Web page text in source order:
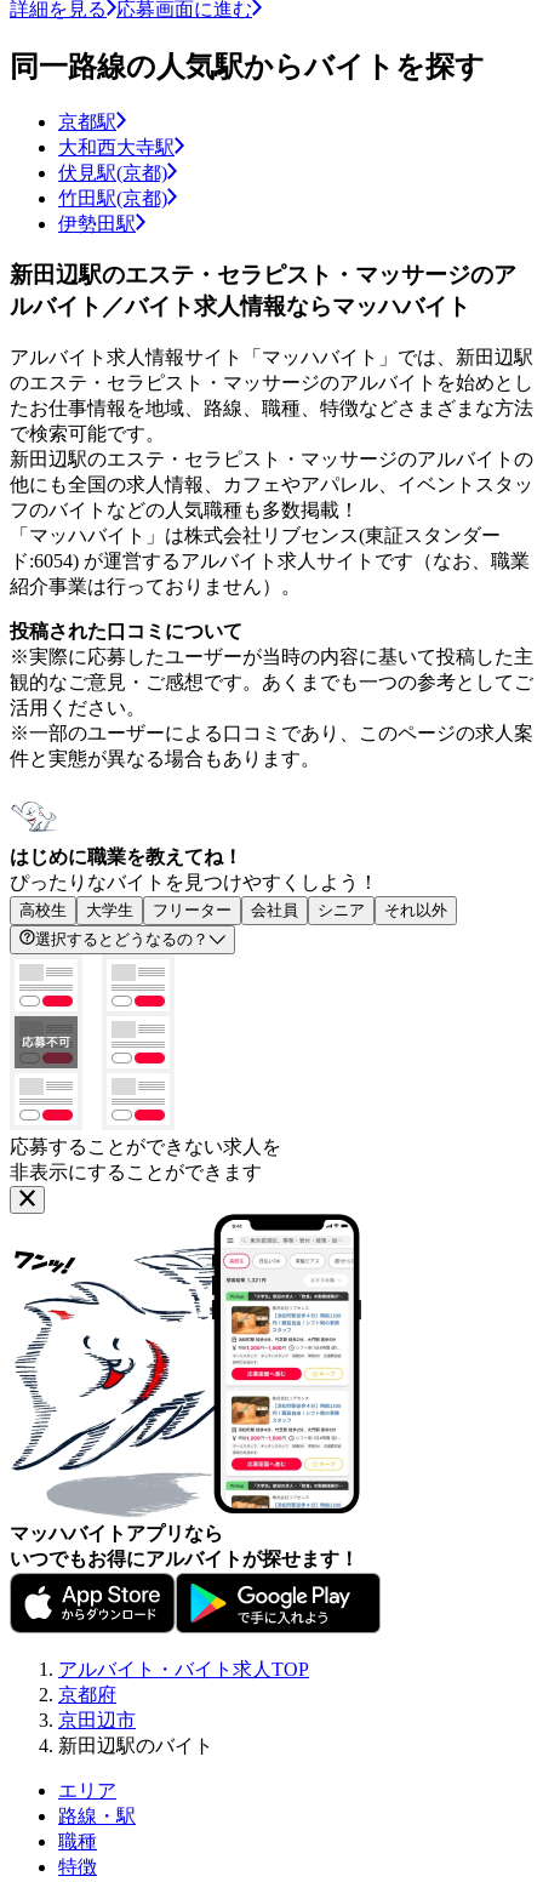
詳細を見る
応募画面に進む
同一路線の人気駅からバイトを探す
京都駅
大和西大寺駅
伏見駅(京都)
竹田駅(京都)
伊勢田駅
新田辺駅のエステ・セラピスト・マッサージのア
ルバイト／バイト求人情報ならマッハバイト
アルバイト求人情報サイト「マッハバイト」では、新田辺駅
のエステ・セラピスト・マッサージのアルバイトを始めとし
たお仕事情報を地域、路線、職種、特徴などさまざまな方法
で検索可能です。
新田辺駅のエステ・セラピスト・マッサージのアルバイトの
他にも全国の求人情報、カフェやアパレル、イベントスタッ
フのバイトなどの人気職種も多数掲載！
「マッハバイト」は株式会社リブセンス(東証スタンダー
ド:6054) が運営するアルバイト求人サイトです（なお、職業
紹介事業は行っておりません）。
投稿された口コミについて
※実際に応募したユーザーが当時の内容に基いて投稿した主
観的なご意見・ご感想です。あくまでも一つの参考としてご
活用ください。
※一部のユーザーによる口コミであり、このページの求人案
件と実態が異なる場合もあります。
はじめに職業を教えてね！
ぴったりなバイトを見つけやすくしよう！
高校生 大学生 フリーター 会社員 シニア
それ以外
選択するとどうなるの？
応募することができない求人を
非表示にすることができます
マッハバイトアプリなら
いつでもお得にアルバイトが探せます！
アルバイト・バイト求人TOP
京都府
京田辺市
新田辺駅のバイト
エリア
路線・駅
職種
特徴